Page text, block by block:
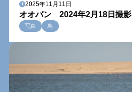
2025年11月11日
オオバン 2024年2月18日撮影
写真 鳥